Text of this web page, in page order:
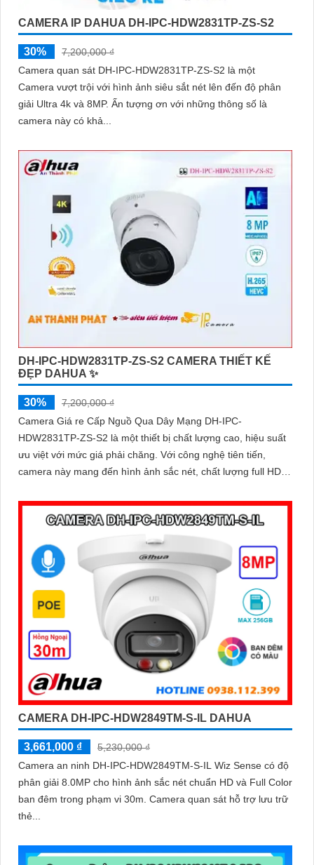
CAMERA IP DAHUA DH-IPC-HDW2831TP-ZS-S2
30%
7,200,000 ₫
Camera quan sát DH-IPC-HDW2831TP-ZS-S2 là một
Camera vượt trội với hình ảnh siêu sắt nét lên đến độ phân
giải Ultra 4k và 8MP. Ấn tượng ơn với những thông số là
camera này có khả...
DH-IPC-HDW2831TP-ZS-S2 CAMERA THIẾT KẾ
ĐẸP DAHUA ✨
30%
7,200,000 ₫
Camera Giá re Cấp Nguồ Qua Dây Mạng DH-IPC-
HDW2831TP-ZS-S2 là một thiết bị chất lượng cao, hiệu suất
ưu việt với mức giá phải chăng. Với công nghệ tiên tiến,
camera này mang đến hình ảnh sắc nét, chất lượng full HD
CAMERA DH-IPC-HDW2849TM-S-IL DAHUA
3,661,000 ₫
5,230,000 ₫
Camera an ninh DH-IPC-HDW2849TM-S-IL Wiz Sense có độ
phân giải 8.0MP cho hình ảnh sắc nét chuẩn HD và Full Color
ban đêm trong phạm vi 30m. Camera quan sát hỗ trợ lưu trữ
thẻ...